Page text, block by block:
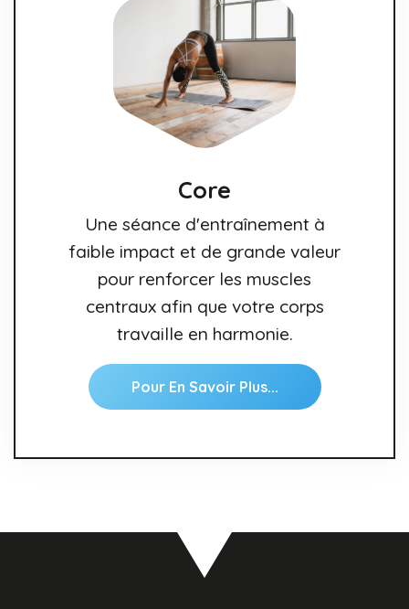
Core
Une séance d'entraînement à
faible impact et de grande valeur
pour renforcer les muscles
centraux afin que votre corps
travaille en harmonie.
Pour En Savoir Plus...